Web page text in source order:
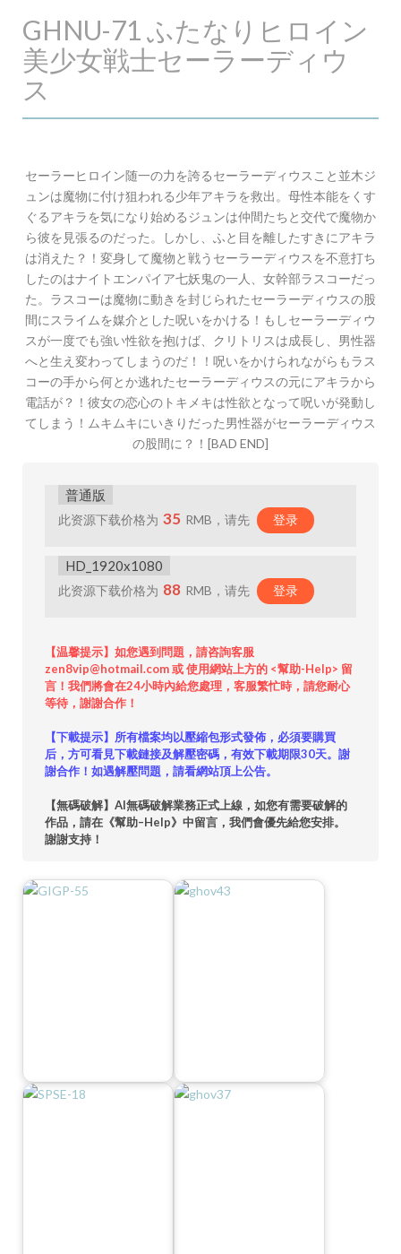
GHNU-71 ふたなりヒロイン
美少女戦士セーラーディウ
ス
セーラーヒロイン随一の力を誇るセーラーディウスこと並木ジ
ュンは魔物に付け狙われる少年アキラを救出。母性本能をくす
ぐるアキラを気になり始めるジュンは仲間たちと交代で魔物か
ら彼を見張るのだった。しかし、ふと目を離したすきにアキラ
は消えた？！変身して魔物と戦うセーラーディウスを不意打ち
したのはナイトエンパイア七妖鬼の一人、女幹部ラスコーだっ
た。ラスコーは魔物に動きを封じられたセーラーディウスの股
間にスライムを媒介とした呪いをかける！もしセーラーディウ
スが一度でも強い性欲を抱けば、クリトリスは成長し、男性器
へと生え変わってしまうのだ！！呪いをかけられながらもラス
コーの手から何とか逃れたセーラーディウスの元にアキラから
電話が？！彼女の恋心のトキメキは性欲となって呪いが発動し
てしまう！ムキムキにいきりだった男性器がセーラーディウス
の股間に？！[BAD END]
普通版
此资源下载价格为 35 RMB，请先 登录
HD_1920x1080
此资源下载价格为 88 RMB，请先 登录
【温馨提示】如您遇到問題，請咨詢客服
zen8vip@hotmail.com 或 使用網站上方的 <幫助-Help> 留
言！我們將會在24小時內給您處理，客服繁忙時，請您耐心
等待，謝謝合作！
【下載提示】所有檔案均以壓縮包形式發佈，必須要購買
后，方可看見下載鏈接及解壓密碼，有效下載期限30天。謝
謝合作！如遇解壓問題，請看網站頂上公告。
【無碼破解】AI無碼破解業務正式上線，如您有需要破解的
作品，請在《幫助–Help》中留言，我們會優先給您安排。
謝謝支持！